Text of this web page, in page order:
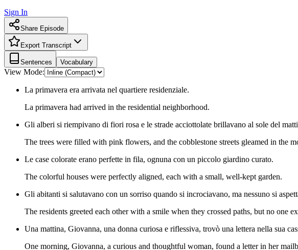
Sign In
Share Episode
Export Transcript
Sentences Vocabulary
View Mode:
La primavera era arrivata nel quartiere residenziale.
La primavera had arrived in the residential neighborhood.
Gli alberi si riempivano di fiori rosa e le strade acciottolate brillavano al sole del
The trees were filled with pink flowers, and the cobblestone streets gleamed in the
Le case colorate erano perfette in fila, ognuna con un piccolo giardino curato.
The colorful houses were perfectly aligned, each with a small, well-kept garden.
Gli abitanti si salutavano con un sorriso quando si incrociavano, ma nessuno si
The residents greeted each other with a smile when they crossed paths, but no one
Una mattina, Giovanna, una donna curiosa e riflessiva, trovò una lettera nella sua
One morning, Giovanna, a curious and thoughtful woman, found a letter in her